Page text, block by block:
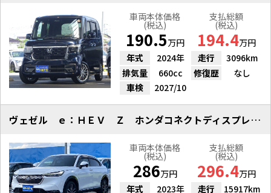
車両本体価格
(税込)
190.5万円
支払総額
(税込)
194.4万円
年式
2024年 走行
3096km
排気量
660cc 修復歴
なし
車検
2027/10
ヴェゼル ｅ：ＨＥＶ Ｚ ホンダコネクトディスプレイ Ｂカメラ
車両本体価格
(税込)
286万円
支払総額
(税込)
296.4万円
年式
2023年 走行 15917km